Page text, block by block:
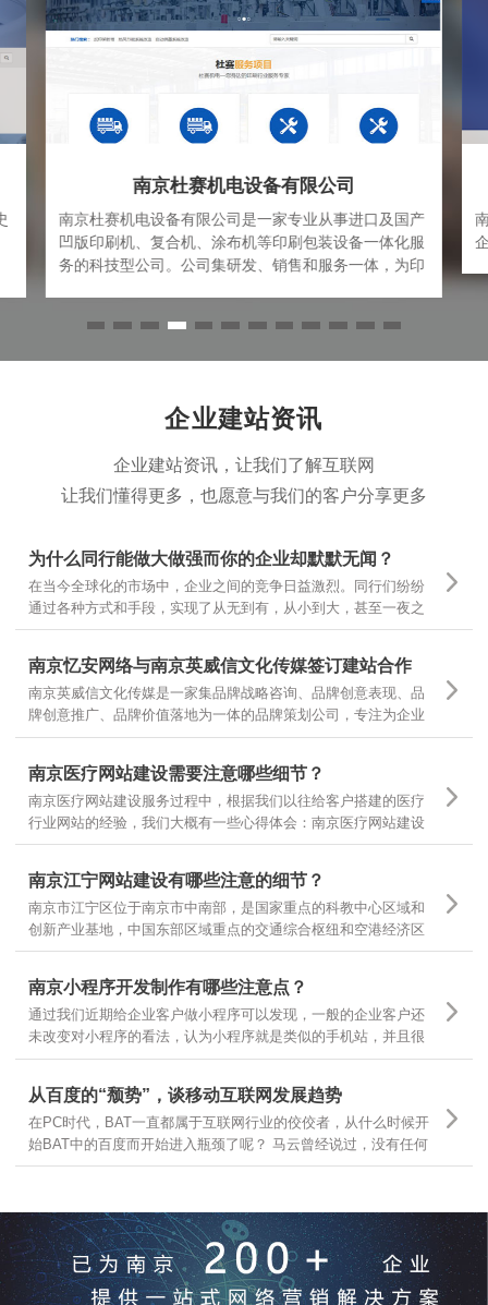
南京杜赛机电设备有限公司
南京杜赛机电设备有限公司是一家专业从事进口及国产
凹版印刷机、复合机、涂布机等印刷包装设备一体化服
务的科技型公司。公司集研发、销售和服务一体，为印
企业建站资讯
企业建站资讯，让我们了解互联网
让我们懂得更多，也愿意与我们的客户分享更多
为什么同行能做大做强而你的企业却默默无闻？
在当今全球化的市场中，企业之间的竞争日益激烈。同行们纷纷
通过各种方式和手段，实现了从无到有，从小到大，甚至一夜之
间家喻户晓。然而，为什么有些企业却仍然在默默无闻中挣扎
南京忆安网络与南京英威信文化传媒签订建站合作
南京英威信文化传媒是一家集品牌战略咨询、品牌创意表现、品
牌创意推广、品牌价值落地为一体的品牌策划公司，专注为企业
提供品牌定位和品牌设计 坚持专项调研，精准诊断，团队策划，
一种认可
南京医疗网站建设需要注意哪些细节？
南京医疗网站建设服务过程中，根据我们以往给客户搭建的医疗
行业网站的经验，我们大概有一些心得体会：南京医疗网站建设
基本有以下几个领域，有的企业做医疗器械，有的做医疗咨询，
域，结合自身需求，定位不同的医疗网站建设
南京江宁网站建设有哪些注意的细节？
南京市江宁区位于南京市中南部，是国家重点的科教中心区域和
创新产业基地，中国东部区域重点的交通综合枢纽和空港经济区
枢纽。南京江宁从东西南三面环抱南京主城区，航空、港口、铁
站建设有哪些需要注意的细节？
南京小程序开发制作有哪些注意点？
通过我们近期给企业客户做小程序可以发现，一般的企业客户还
未改变对小程序的看法，认为小程序就是类似的手机站，并且很
多客户都让我们按照手机站的样式和功能去开发小程序，是因为
大家分享下，那么小程序制作有哪些要点呢？
从百度的“颓势”，谈移动互联网发展趋势
在PC时代，BAT一直都属于互联网行业的佼佼者，从什么时候开
始BAT中的百度而开始进入瓶颈了呢？ 马云曾经说过，没有任何
一个互联网企业可以保证10年之内还能存在，可见互联网行业的
析，互联网发展的趋势和前景